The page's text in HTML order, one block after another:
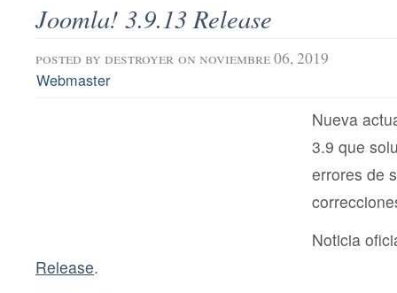
Joomla! 3.9.13 Release
posted by destroyer on noviembre 06, 2019
Webmaster
Nueva
3.9 que
errores de
Noticia
Release.